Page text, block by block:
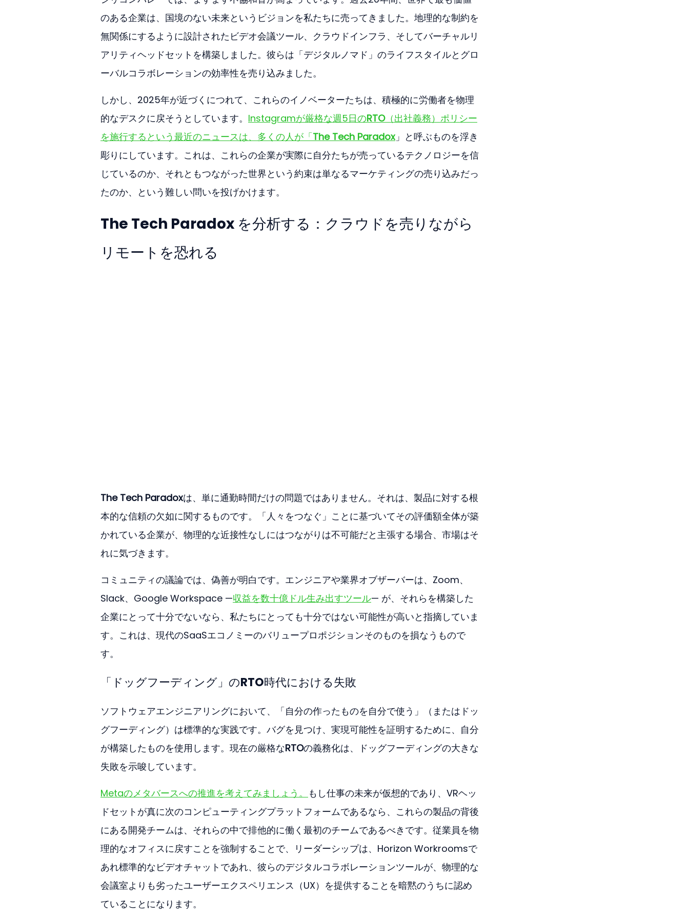
のある企業は、国境のない未来というビジョンを私たちに売ってきました。地理的な制約を
無関係にするように設計されたビデオ会議ツール、クラウドインフラ、そしてバーチャルリ
アリティヘッドセットを構築しました。彼らは「デジタルノマド」のライフスタイルとグロ
ーバルコラボレーションの効率性を売り込みました。
しかし、2025年が近づくにつれて、これらのイノベーターたちは、積極的に労働者を物理
的なデスクに戻そうとしています。 Instagramが厳格な週5日のRTO（出社義務）ポリシー
を施行するという最近のニュースは、多くの人が「The Tech Paradox」と呼ぶものを浮き
彫りにしています。これは、これらの企業が実際に自分たちが売っているテクノロジーを信
じているのか、それともつながった世界という約束は単なるマーケティングの売り込みだっ
たのか、という難しい問いを投げかけます。
The Tech Paradox を分析する：クラウドを売りながら
リモートを恐れる
The Tech Paradoxは、単に通勤時間だけの問題ではありません。それは、製品に対する根
本的な信頼の欠如に関するものです。「人々をつなぐ」ことに基づいてその評価額全体が築
かれている企業が、物理的な近接性なしにはつながりは不可能だと主張する場合、市場はそ
れに気づきます。
コミュニティの議論では、偽善が明白です。エンジニアや業界オブザーバーは、Zoom、
Slack、Google Workspace —収益を数十億ドル生み出すツール— が、それらを構築した
企業にとって十分でないなら、私たちにとっても十分ではない可能性が高いと指摘していま
す。これは、現代のSaaSエコノミーのバリュープロポジションそのものを損なうもので
す。
「ドッグフーディング」のRTO時代における失敗
ソフトウェアエンジニアリングにおいて、「自分の作ったものを自分で使う」（またはドッ
グフーディング）は標準的な実践です。バグを見つけ、実現可能性を証明するために、自分
が構築したものを使用します。現在の厳格なRTOの義務化は、ドッグフーディングの大きな
失敗を示唆しています。
Metaのメタバースへの推進を考えてみましょう。 もし仕事の未来が仮想的であり、VRヘッ
ドセットが真に次のコンピューティングプラットフォームであるなら、これらの製品の背後
にある開発チームは、それらの中で排他的に働く最初のチームであるべきです。従業員を物
理的なオフィスに戻すことを強制することで、リーダーシップは、Horizon Workroomsで
あれ標準的なビデオチャットであれ、彼らのデジタルコラボレーションツールが、物理的な
会議室よりも劣ったユーザーエクスペリエンス（UX）を提供することを暗黙のうちに認め
ていることになります。